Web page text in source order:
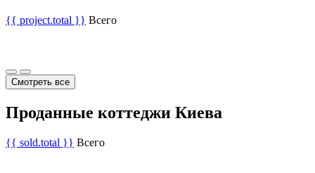
{{ project.total }} Всего
Смотреть все
Проданные коттеджи Киева
{{ sold.total }} Всего